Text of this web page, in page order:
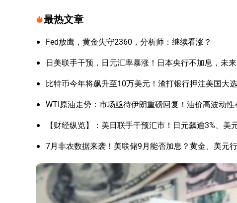
最热文章
Fed放鹰，黄金失守2360，分析师：继续看涨？
日美联手干预，日元汇率暴涨！日本央行不加息，未
比特币今年将飙升至10万美元！渣打银行押注美国大选
WTI原油走势：市场亟待伊朗重磅回复！油价高波动性
【财经纵览】：美日联手干预汇市！日元飙逾3%、
7月非农数据来袭！美联储9月能否加息？黄金、美元